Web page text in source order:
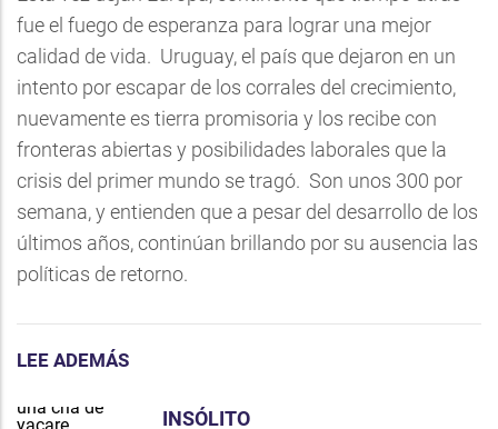
fue el fuego de esperanza para lograr una mejor
calidad de vida. Uruguay, el país que dejaron en un
intento por escapar de los corrales del crecimiento,
nuevamente es tierra promisoria y los recibe con
fronteras abiertas y posibilidades laborales que la
crisis del primer mundo se tragó. Son unos 300 por
semana, y entienden que a pesar del desarrollo de los
últimos años, continúan brillando por su ausencia las
políticas de retorno.
LEE ADEMÁS
INSÓLITO